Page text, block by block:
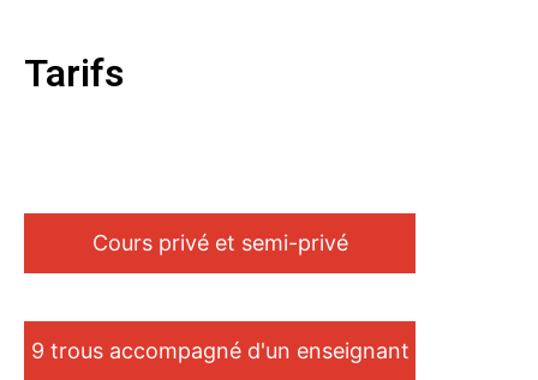
Tarifs
Cours privé et semi-privé
9 trous accompagné d'un enseignant